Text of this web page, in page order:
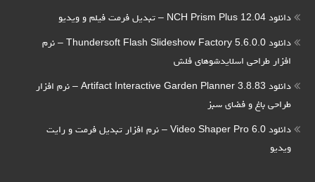
دانلود NCH Prism Plus 12.04 – تبدیل فرمت فیلم و ویدیو
دانلود Thundersoft Flash Slideshow Factory 5.6.0.0 – نرم
افزار طراحی اسلایدشوهای فلش
دانلود Artifact Interactive Garden Planner 3.8.83 – نرم افزار
طراحی باغ و فضای سبز
دانلود Video Shaper Pro 6.0 – نرم افزار تبدیل فرمت و رایت
ویدیو